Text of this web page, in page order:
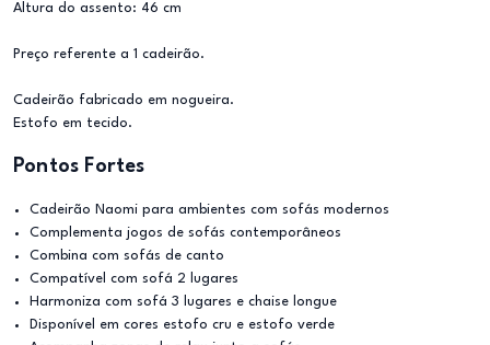
Altura do assento: 46 cm
Preço referente a 1 cadeirão.
Cadeirão fabricado em nogueira.
Estofo em tecido.
Pontos Fortes
Cadeirão Naomi para ambientes com sofás modernos
Complementa jogos de sofás contemporâneos
Combina com sofás de canto
Compatível com sofá 2 lugares
Harmoniza com sofá 3 lugares e chaise longue
Disponível em cores estofo cru e estofo verde